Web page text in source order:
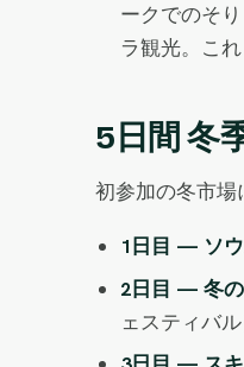
ークでのそ
ラ観光。こ
5日間 冬
初参加の冬市
1日目 — ソウ
2日目 — 冬の
ェスティバ